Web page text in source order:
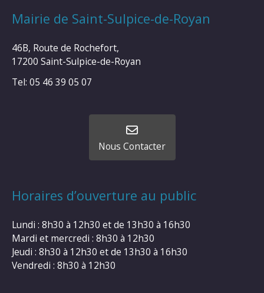
Mairie de Saint-Sulpice-de-Royan
46B, Route de Rochefort,
17200 Saint-Sulpice-de-Royan
Tel: 05 46 39 05 07
Nous Contacter
Horaires d’ouverture au public
Lundi : 8h30 à 12h30 et de 13h30 à 16h30
Mardi et mercredi : 8h30 à 12h30
Jeudi : 8h30 à 12h30 et de 13h30 à 16h30
Vendredi : 8h30 à 12h30